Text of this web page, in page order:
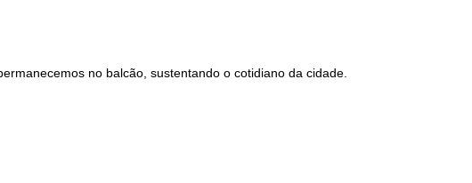
no balcão, sustentando o cotidiano da cidade.